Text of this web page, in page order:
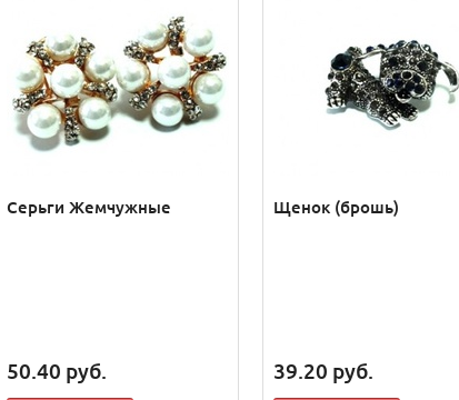
Серьги Жемчужные
50.40 руб.
Щенок (брошь)
39.20 руб.